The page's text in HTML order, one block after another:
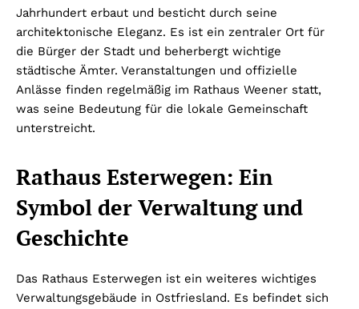
Jahrhundert erbaut und besticht durch seine
architektonische Eleganz. Es ist ein zentraler Ort für
die Bürger der Stadt und beherbergt wichtige
städtische Ämter. Veranstaltungen und offizielle
Anlässe finden regelmäßig im Rathaus Weener statt,
was seine Bedeutung für die lokale Gemeinschaft
unterstreicht.
Rathaus Esterwegen: Ein
Symbol der Verwaltung und
Geschichte
Das Rathaus Esterwegen ist ein weiteres wichtiges
Verwaltungsgebäude in Ostfriesland. Es befindet sich